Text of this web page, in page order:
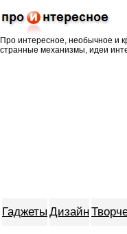
Про интересное, необычное и
странные механизмы, идеи
Гаджеты Дизайн